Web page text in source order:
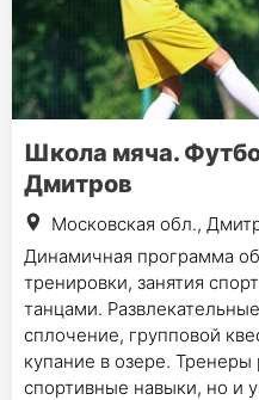
Школа мяча.
Дмитров
Московская обл.,
Динамичная программа
тренировки, занятия
танцами.
сплочение, групповой
купание в озере. Тренеры
спортивные навыки, но и